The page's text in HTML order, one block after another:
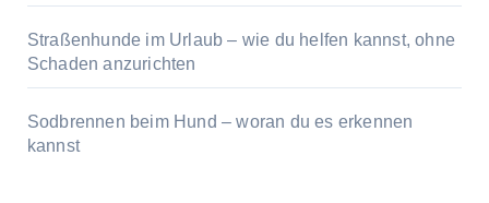
Straßenhunde im Urlaub – wie du helfen kannst, ohne
Schaden anzurichten
Sodbrennen beim Hund – woran du es erkennen
kannst